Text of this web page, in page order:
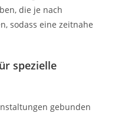
die je nach
sodass eine zeitnahe
spezielle
gebunden